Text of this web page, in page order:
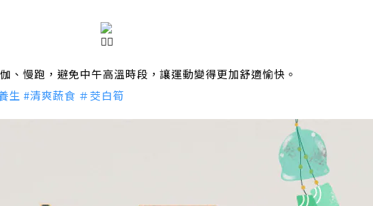
、慢跑，避免中午高溫時段，讓運動變得更加舒適愉快。
生 #清爽蔬食 ＃茭白筍